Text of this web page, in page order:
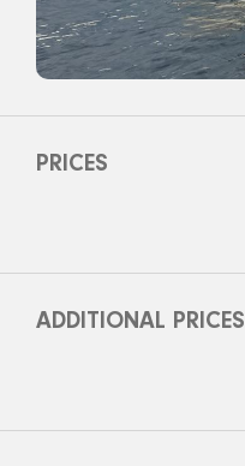
PRICES
ADDITIONAL PRICES